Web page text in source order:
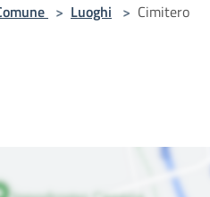
> Luoghi > Cimitero